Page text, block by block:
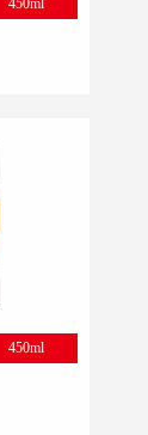
450ml
450ml